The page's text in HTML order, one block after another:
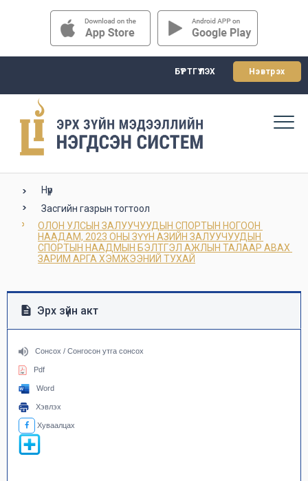
БҮРТГҮҮЛЭХ Нэвтрэх
Нүүр
Засгийн газрын тогтоол
ОЛОН УЛСЫН ЗАЛУУЧУУДЫН СПОРТЫН НОГООН
НААДАМ, 2023 ОНЫ ЗҮҮН АЗИЙН ЗАЛУУЧУУДЫН
СПОРТЫН НААДМЫН БЭЛТГЭЛ АЖЛЫН ТАЛААР АВАХ
ЗАРИМ АРГА ХЭМЖЭЭНИЙ ТУХАЙ
Эрх зүйн акт
Сонсох / Сонгосон утга сонсох
Pdf
Word
Хэвлэх
Хуваалцах